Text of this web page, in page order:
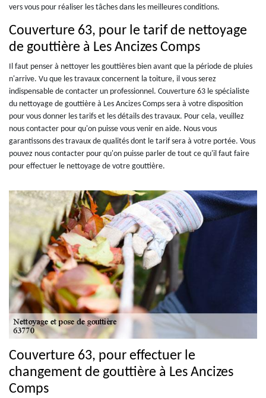
vers vous pour réaliser les tâches dans les meilleures conditions.
Couverture 63, pour le tarif de nettoyage
de gouttière à Les Ancizes Comps
Il faut penser à nettoyer les gouttières bien avant que la période de pluies
n'arrive. Vu que les travaux concernent la toiture, il vous serez
indispensable de contacter un professionnel. Couverture 63 le spécialiste
du nettoyage de gouttière à Les Ancizes Comps sera à votre disposition
pour vous donner les tarifs et les détails des travaux. Pour cela, veuillez
nous contacter pour qu'on puisse vous venir en aide. Nous vous
garantissons des travaux de qualités dont le tarif sera à votre portée. Vous
pouvez nous contacter pour qu'on puisse parler de tout ce qu'il faut faire
pour effectuer le nettoyage de votre gouttière.
Couverture 63, pour effectuer le
changement de gouttière à Les Ancizes
Comps